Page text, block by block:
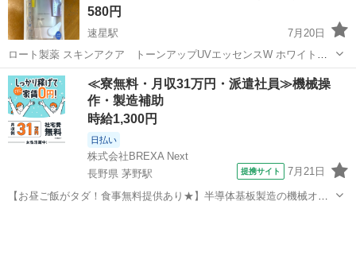
580円
速星駅
7月20日
ロート製薬 スキンアクア トーンアップUVエッセンスW ホワイト
（日焼け止めエッセンス） 70g SPF50+ PA++++ UV耐水性★★ 新品
未使用です。 受け渡しは平日お昼〜夕方、 場所は公園で直接現金手渡
しでお...
富山 富山市 速星駅 フェイスケア
≪寮無料・月収31万円・派遣社員≫機械操
作・製造補助
時給1,300円
日払い
株式会社BREXA Next
長野県 茅野駅
提携サイト 7月21日
【お昼ご飯がタダ！食事無料提供あり★】半導体基板製造の機械オペ